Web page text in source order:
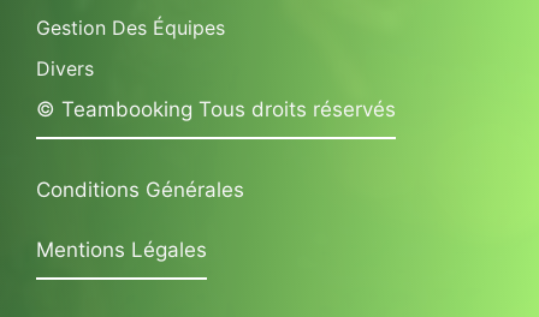
Gestion Des Équipes
Divers
© Teambooking Tous droits réservés
Conditions Générales
Mentions Légales